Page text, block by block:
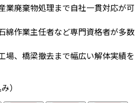
業廃棄物処理まで自社一貫対応が可
綿作業主任者など専門資格者が多数
場、橋梁撤去まで幅広い解体実績を
）